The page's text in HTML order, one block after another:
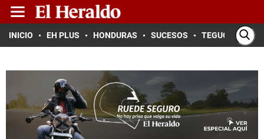
INICIO EH PLUS HONDURAS SUCESOS TEGUCIGALPA